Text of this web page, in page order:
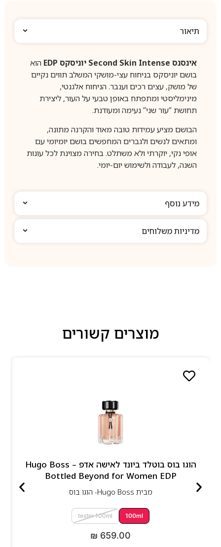
תיאור
אינסנס Second Skin Intense יוניסקס EDP
הוא
בושם יוניסקס בניחוח עצי-מושקי המשלב תווים נקיים
של מושק, עצים רכים וענבר. הניחוח אלגנטי,
מינימליסטי ומתפתח באופן טבעי על העור, ליצירת
תחושת “עור שני” נעימה ומעודנת.
הבושם מציע עמידות טובה מאוד והקרנה מתונה,
ומתאים לנשים ולגברים המחפשים בושם יומיומי עם
אופי נקי, יוקרתי ולא משתלט. בחירה מצוינת לכל עונות
השנה, לעבודה ולשימוש יום-יומי.
מידע נוסף
מדיניות משלוחים
מוצרים קשורים
הוגו בוס בוטלד ביונד לאישה אדפ – Hugo Boss
Bottled Beyond for Women EDP
מבית Hugo Boss- הוגו בוס
100ml
tester 100ml
₪ 659.00